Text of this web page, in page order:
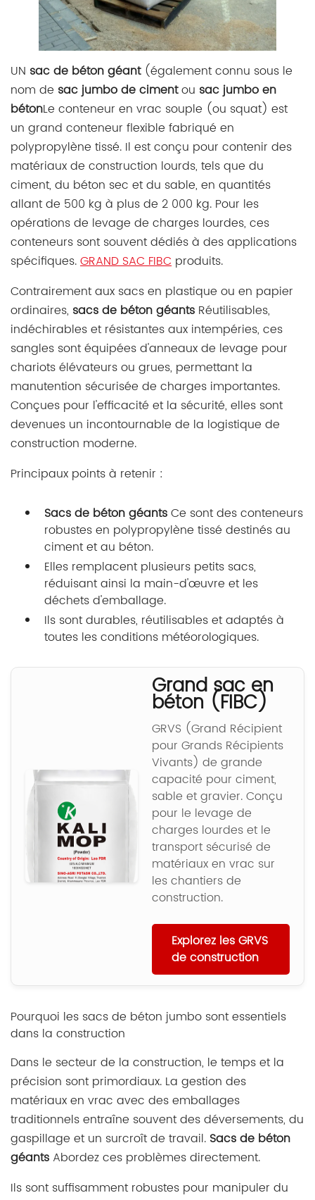
UN sac de béton géant(également connu sous le
nom de sac jumbo de cimentou sac jumbo en
bétonLe conteneur en vrac souple (ou squat) est
un grand conteneur flexible fabriqué en
polypropylène tissé. Il est conçu pour contenir des
matériaux de construction lourds, tels que du
ciment, du béton sec et du sable, en quantités
allant de 500 kg à plus de 2 000 kg. Pour les
opérations de levage de charges lourdes, ces
conteneurs sont souvent dédiés à des applications
spécifiques.GRAND SAC FIBC produits.
Contrairement aux sacs en plastique ou en papier
ordinaires, sacs de béton géants Réutilisables,
indéchirables et résistantes aux intempéries, ces
sangles sont équipées d'anneaux de levage pour
chariots élévateurs ou grues, permettant la
manutention sécurisée de charges importantes.
Conçues pour l'efficacité et la sécurité, elles sont
devenues un incontournable de la logistique de
construction moderne.
Principaux points à retenir :
Sacs de béton géantsCe sont des conteneurs
robustes en polypropylène tissé destinés au
ciment et au béton.
Elles remplacent plusieurs petits sacs,
réduisant ainsi la main-d'œuvre et les
déchets d'emballage.
Ils sont durables, réutilisables et adaptés à
toutes les conditions météorologiques.
Grand sac en
béton (FIBC)
GRVS (Grand Récipient
pour Grands Récipients
Vivants) de grande
capacité pour ciment,
sable et gravier. Conçu
pour le levage de
charges lourdes et le
transport sécurisé de
matériaux en vrac sur
les chantiers de
construction.
Explorez les GRVS
de construction
Pourquoi les sacs de béton jumbo sont essentiels
dans la construction
Dans le secteur de la construction, le temps et la
précision sont primordiaux. La gestion des
matériaux en vrac avec des emballages
traditionnels entraîne souvent des déversements, du
gaspillage et un surcroît de travail. Sacs de béton
géants Abordez ces problèmes directement.
Ils sont suffisamment robustes pour manipuler du